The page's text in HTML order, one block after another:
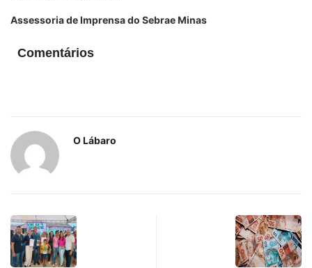
Assessoria de Imprensa do Sebrae Minas
Comentários
O Lábaro